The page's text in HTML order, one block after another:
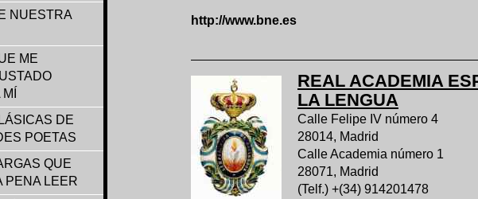
NUESTRA
ME
DE
POETAS
QUE
PENA LEER
http://www.bne.es
REAL ACADEMIA
LA LENGUA
Calle Felipe IV número 4
28014, Madrid
Calle Academia número 1
28071, Madrid
(Telf.) +(34) 914201478